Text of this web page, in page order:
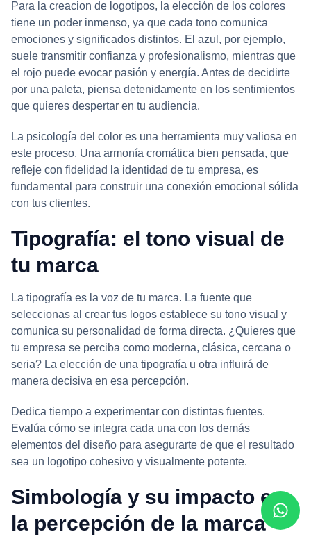
Para la creacion de logotipos, la elección de los colores
tiene un poder inmenso, ya que cada tono comunica
emociones y significados distintos. El azul, por ejemplo,
suele transmitir confianza y profesionalismo, mientras que
el rojo puede evocar pasión y energía. Antes de decidirte
por una paleta, piensa detenidamente en los sentimientos
que quieres despertar en tu audiencia.
La psicología del color es una herramienta muy valiosa en
este proceso. Una armonía cromática bien pensada, que
refleje con fidelidad la identidad de tu empresa, es
fundamental para construir una conexión emocional sólida
con tus clientes.
Tipografía: el tono visual de
tu marca
La tipografía es la voz de tu marca. La fuente que
seleccionas al crear tus logos establece su tono visual y
comunica su personalidad de forma directa. ¿Quieres que
tu empresa se perciba como moderna, clásica, cercana o
seria? La elección de una tipografía u otra influirá de
manera decisiva en esa percepción.
Dedica tiempo a experimentar con distintas fuentes.
Evalúa cómo se integra cada una con los demás
elementos del diseño para asegurarte de que el resultado
sea un logotipo cohesivo y visualmente potente.
Simbología y su impacto en
la percepción de la marca